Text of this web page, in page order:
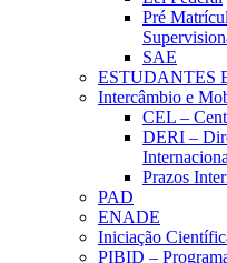
Pré
SAE
ESTUDANTES
Intercâmbio e
CEL –
DERI –
Prazos
PAD
ENADE
Iniciação
PIBID –